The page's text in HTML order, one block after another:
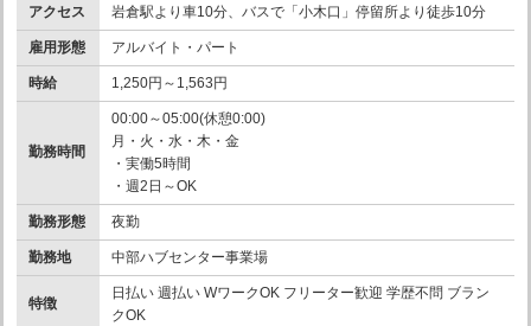
アクセス 岩倉駅より車10分、バスで「小木口」停留所より徒歩10分
雇用形態 アルバイト・パート
時給 1,250円～1,563円
勤務時間
00:00～05:00(休憩0:00)
月・火・水・木・金
・実働5時間
・週2日～OK
勤務形態 夜勤
勤務地 中部ハブセンター事業場
特徴
日払い 週払い WワークOK フリーター歓迎 学歴不問 ブラン
クOK